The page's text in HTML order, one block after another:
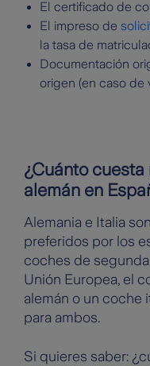
El certificado de
El impreso de
la tasa de
Documentación
origen (en caso de
¿Cuánto
alemán en
Alemania e Italia
preferidos por los
coches de
Unión Europea, el
alemán o un coche
para ambos.
Si quieres saber: